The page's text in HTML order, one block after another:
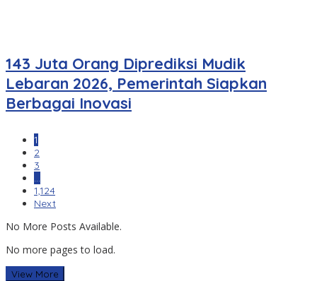
143 Juta Orang Diprediksi Mudik
Lebaran 2026, Pemerintah Siapkan
Berbagai Inovasi
1
2
3
…
1,124
Next
No More Posts Available.
No more pages to load.
View More